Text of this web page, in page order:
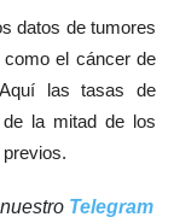
datos de tumores
el cáncer de
las tasas de
la mitad de los
Telegram